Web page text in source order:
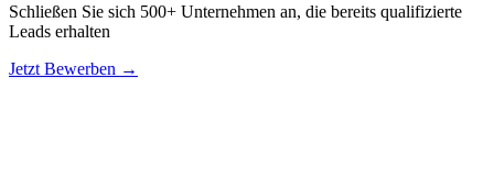
Schließen Sie sich 500+ Unternehmen an, die bereits qualifizierte
Leads erhalten
Jetzt Bewerben →